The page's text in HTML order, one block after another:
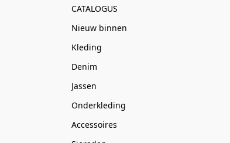
CATALOGUS
Nieuw binnen
Kleding
Denim
Jassen
Onderkleding
Accessoires